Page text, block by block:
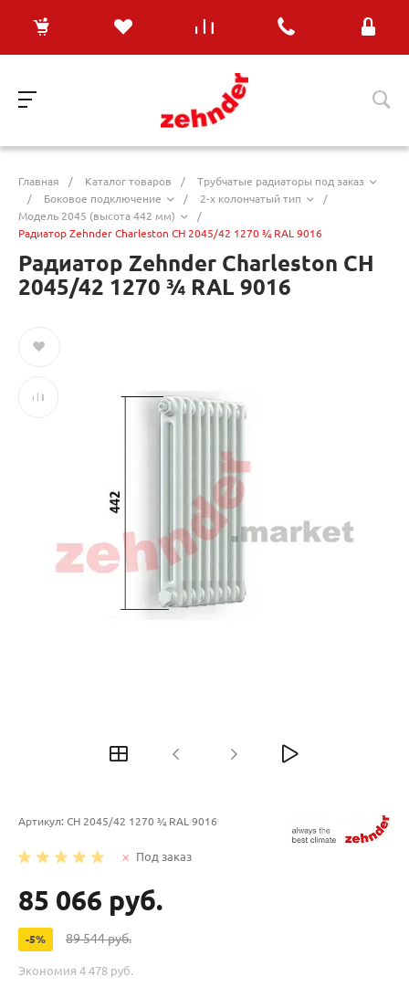
Главная / Каталог товаров /
Трубчатые радиаторы под заказ
/
Боковое подключение / 2-х колончатый тип
/
Модель 2045 (высота 442 мм)
/
Радиатор Zehnder Charleston CH 2045/42 1270 ¾ RAL 9016
Радиатор Zehnder Charleston CH
2045/42 1270 ¾ RAL 9016
Артикул: CH 2045/42 1270 ¾ RAL 9016
Под заказ
85 066 руб.
-5% 89 544 руб.
Экономия 4 478 руб.